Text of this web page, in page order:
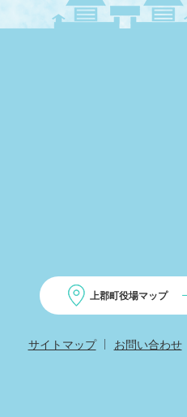
上郡町役場マップ
サイトマップ お問い合わせ